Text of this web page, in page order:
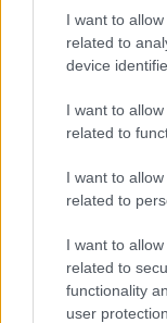
I want to
related to
device
I want to
related to
I want to
related to
I want to
related to
functionality
user protection.